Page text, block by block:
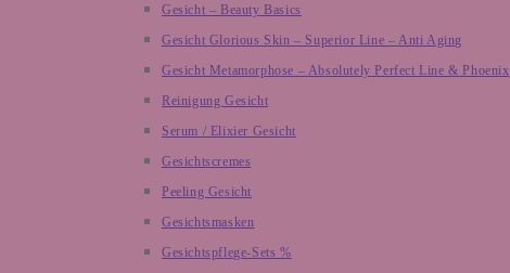
Gesicht – Beauty Basics
Gesicht Glorious Skin – Superior Line – Anti Aging
Gesicht Metamorphose – Absolutely Perfect Line & Phoenix
Reinigung Gesicht
Serum / Elixier Gesicht
Gesichtscremes
Peeling Gesicht
Gesichtsmasken
Gesichtspflege-Sets %